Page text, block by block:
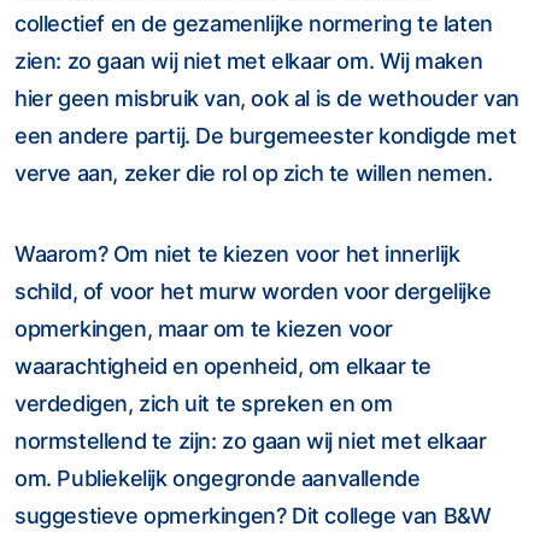
collectief en de gezamenlijke normering te laten
zien: zo gaan wij niet met elkaar om. Wij maken
hier geen misbruik van, ook al is de wethouder van
een andere partij. De burgemeester kondigde met
verve aan, zeker die rol op zich te willen nemen.
Waarom? Om niet te kiezen voor het innerlijk
schild, of voor het murw worden voor dergelijke
opmerkingen, maar om te kiezen voor
waarachtigheid en openheid, om elkaar te
verdedigen, zich uit te spreken en om
normstellend te zijn: zo gaan wij niet met elkaar
om. Publiekelijk ongegronde aanvallende
suggestieve opmerkingen? Dit college van B&W